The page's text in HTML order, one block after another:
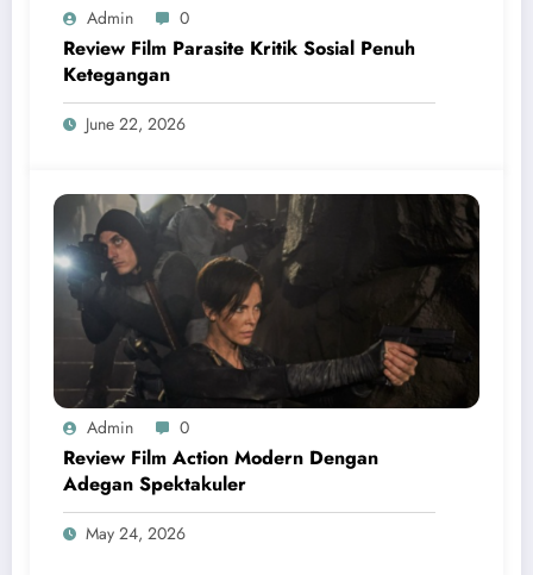
Admin 0
Review Film Parasite Kritik Sosial Penuh
Ketegangan
June 22, 2026
Admin 0
Review Film Action Modern Dengan
Adegan Spektakuler
May 24, 2026